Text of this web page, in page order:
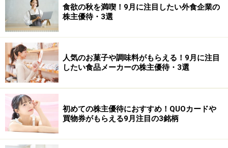
り、株価的にも割高感がなくなってきた様子です。市場
全体が調整したところなどで購入を検討できるとよいで
しょう。
第2位 オリバー（名証2部＜7959＞）
予想配当＋予想優待額面利回り：3.27％
【2019年9月2日株価】 2110円
【株主優待獲得最低投資額】 100株＝21万1000円
食欲の秋を満喫！9月に注目したい外食企業の
株主優待・3選
人気のお菓子や調味料がもらえる！9月に注目
したい食品メーカーの株主優待・3選
初めての株主優待におすすめ！QUOカードや
買物券がもらえる9月注目の3銘柄